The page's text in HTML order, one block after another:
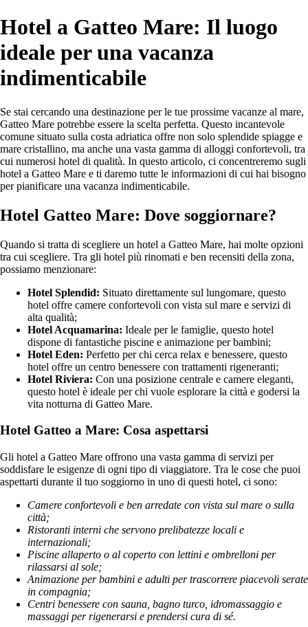
Hotel a Gatteo Mare: Il luogo
ideale per una vacanza
indimenticabile
Se stai cercando una destinazione per le tue prossime vacanze al mare,
Gatteo Mare potrebbe essere la scelta perfetta. Questo incantevole
comune situato sulla costa adriatica offre non solo splendide spiagge e
mare cristallino, ma anche una vasta gamma di alloggi confortevoli, tra
cui numerosi hotel di qualità. In questo articolo, ci concentreremo sugli
hotel a Gatteo Mare e ti daremo tutte le informazioni di cui hai bisogno
per pianificare una vacanza indimenticabile.
Hotel Gatteo Mare: Dove soggiornare?
Quando si tratta di scegliere un hotel a Gatteo Mare, hai molte opzioni
tra cui scegliere. Tra gli hotel più rinomati e ben recensiti della zona,
possiamo menzionare:
Hotel Splendid: Situato direttamente sul lungomare, questo
hotel offre camere confortevoli con vista sul mare e servizi di
alta qualità;
Hotel Acquamarina: Ideale per le famiglie, questo hotel
dispone di fantastiche piscine e animazione per bambini;
Hotel Eden: Perfetto per chi cerca relax e benessere, questo
hotel offre un centro benessere con trattamenti rigeneranti;
Hotel Riviera: Con una posizione centrale e camere eleganti,
questo hotel è ideale per chi vuole esplorare la città e godersi la
vita notturna di Gatteo Mare.
Hotel Gatteo a Mare: Cosa aspettarsi
Gli hotel a Gatteo Mare offrono una vasta gamma di servizi per
soddisfare le esigenze di ogni tipo di viaggiatore. Tra le cose che puoi
aspettarti durante il tuo soggiorno in uno di questi hotel, ci sono:
Camere confortevoli e ben arredate con vista sul mare o sulla
città;
Ristoranti interni che servono prelibatezze locali e
internazionali;
Piscine allaperto o al coperto con lettini e ombrelloni per
rilassarsi al sole;
Animazione per bambini e adulti per trascorrere piacevoli serate
in compagnia;
Centri benessere con sauna, bagno turco, idromassaggio e
massaggi per rigenerarsi e prendersi cura di sé.